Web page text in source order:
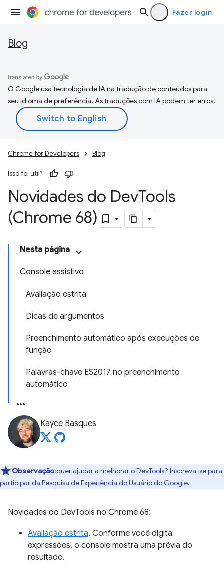
Fazer login
Blog
O Google usa tecnologia de IA na tradução de conteúdos para
seu idioma de preferência. As traduções com IA podem ter erros.
Chrome for Developers Blog
Isso foi útil?
Novidades do DevTools
(Chrome 68)
Nesta página
Console assistivo
Avaliação estrita
Dicas de argumentos
Preenchimento automático após execuções de
função
Palavras-chave ES2017 no preenchimento
automático
Kayce Basques
Observação:quer ajudar a melhorar o DevTools? Inscreva-se para
participar da Pesquisa de Experiência do Usuário do Google.
Novidades do DevTools no Chrome 68:
Avaliação estrita. Conforme você digita
expressões, o console mostra uma prévia do
resultado.